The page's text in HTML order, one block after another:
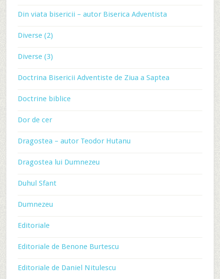
Din viata bisericii – autor Biserica Adventista
Diverse (2)
Diverse (3)
Doctrina Bisericii Adventiste de Ziua a Saptea
Doctrine biblice
Dor de cer
Dragostea – autor Teodor Hutanu
Dragostea lui Dumnezeu
Duhul Sfant
Dumnezeu
Editoriale
Editoriale de Benone Burtescu
Editoriale de Daniel Nitulescu